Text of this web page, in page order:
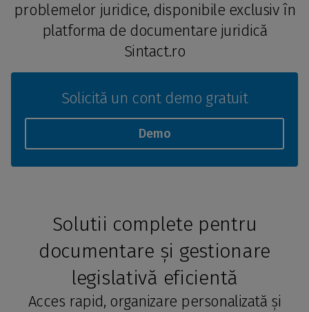
problemelor juridice, disponibile exclusiv în
platforma de documentare juridică
Sintact.ro
Solicită un cont demo gratuit
Demo
Solutii complete pentru
documentare și gestionare
legislativă eficientă
Acces rapid, organizare personalizată și